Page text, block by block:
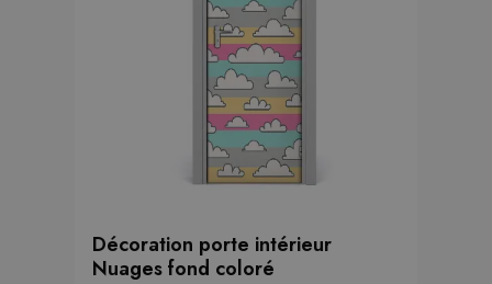
Décoration porte intérieur
Nuages fond coloré